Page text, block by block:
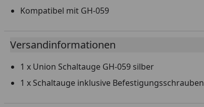
Kompatibel mit GH-059
Versandinformationen
1 x Union Schaltauge GH-059 silber
1 x Schaltauge inklusive Befestigungsschrauben